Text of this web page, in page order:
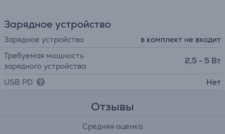
Зарядное устройство
Зарядное устройство
в комплект не входит
Требуемая мощность
зарядного устройства
2,5 - 5 Вт
USB PD Нет
Отзывы
Средняя оценка